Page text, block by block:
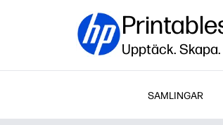
Upptäck. Skapa.
SAMLINGAR